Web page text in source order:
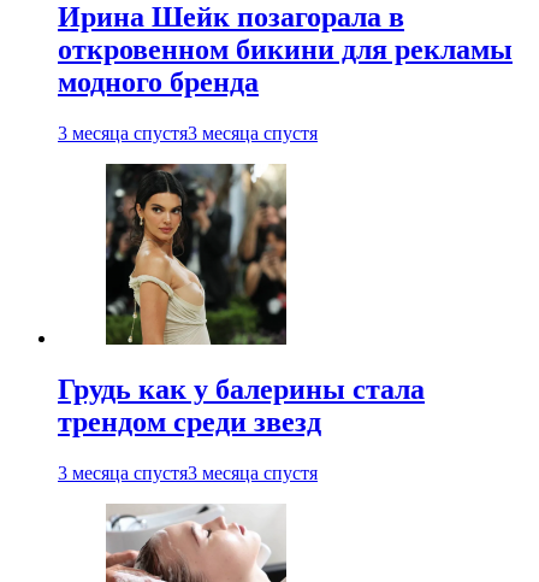
Ирина Шейк позагорала в
откровенном бикини для рекламы
модного бренда
3 месяца спустя3 месяца спустя
Грудь как у балерины стала
трендом среди звезд
3 месяца спустя3 месяца спустя